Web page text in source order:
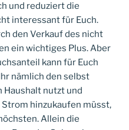
und reduziert die
interessant für Euch.
den Verkauf des nicht
ein wichtiges Plus. Aber
kann für Euch
nämlich den selbst
nutzt und
hinzukaufen müsst,
Allein die